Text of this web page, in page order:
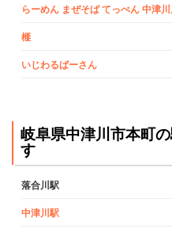
らーめん まぜそば てっぺん 中津
榧
いじわるばーさん
岐阜県中津川市本町
す
落合川駅
中津川駅